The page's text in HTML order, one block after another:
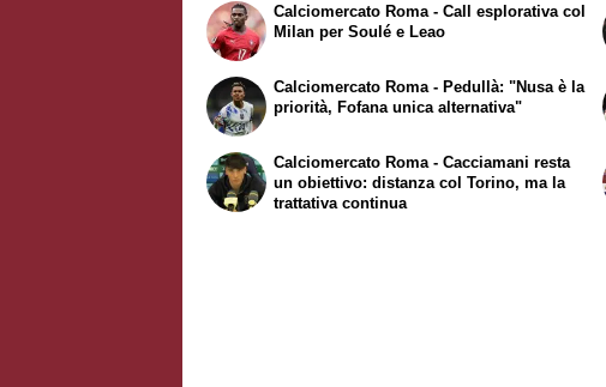
al Galatasaray per Leao
Calciomercato Roma - Call esplorativa col
Milan per Soulé e Leao
Calciomercato Roma - Pedullà: "Nusa è la
priorità, Fofana unica alternativa"
Calciomercato Roma - Cacciamani resta
un obiettivo: distanza col Torino, ma la
trattativa continua